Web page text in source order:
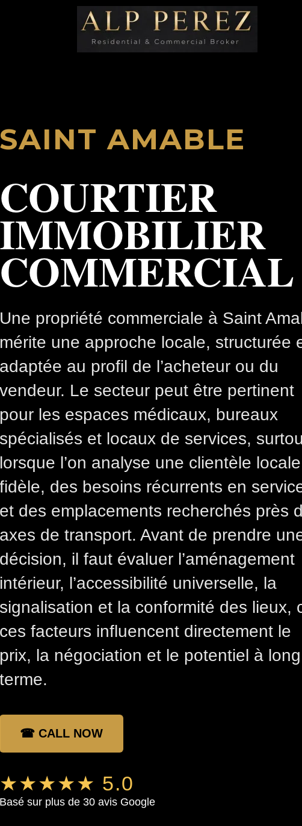
SAINT AMABLE
COURTIER
IMMOBILIER
COMMERCIAL
Une propriété commerciale à Saint
mérite une approche locale, structurée
adaptée au profil de l’acheteur ou du
vendeur. Le secteur peut être pertinent
pour les espaces médicaux, bureaux
spécialisés et locaux de services,
lorsque l’on analyse une clientèle locale
fidèle, des besoins récurrents en
et des emplacements recherchés près
axes de transport. Avant de prendre
décision, il faut évaluer l’aménagement
intérieur, l’accessibilité universelle, la
signalisation et la conformité des lieux,
ces facteurs influencent directement le
prix, la négociation et le potentiel à long
terme.
☎ CALL NOW
★★★★★ 5.0
Basé sur plus de 30 avis Google